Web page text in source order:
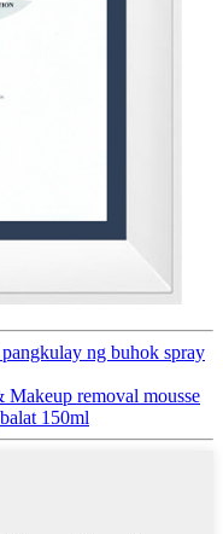
ng buhok spray
Makeup removal mousse
150ml